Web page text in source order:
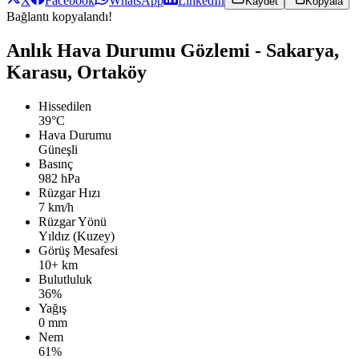
Bağlantı kopyalandı!
Anlık Hava Durumu Gözlemi - Sakarya,
Karasu, Ortaköy
Hissedilen
39°C
Hava Durumu
Güneşli
Basınç
982 hPa
Rüzgar Hızı
7 km/h
Rüzgar Yönü
Yıldız (Kuzey)
Görüş Mesafesi
10+ km
Bulutluluk
36%
Yağış
0 mm
Nem
61%